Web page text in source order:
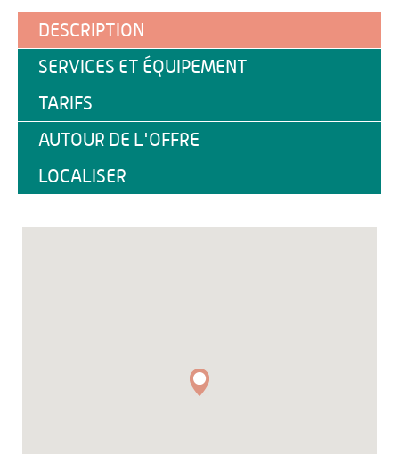
DESCRIPTION
SERVICES ET ÉQUIPEMENT
TARIFS
AUTOUR DE L'OFFRE
LOCALISER